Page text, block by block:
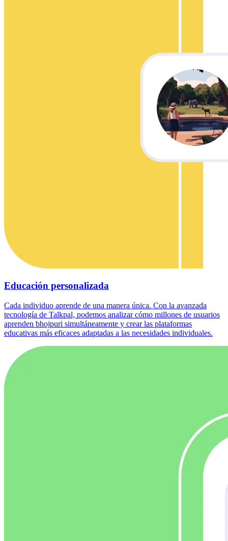
Educación personalizada
Cada individuo aprende de una manera única. Con la avanzada
tecnología de Talkpal, podemos analizar cómo millones de usuarios
aprenden bhojpuri simultáneamente y crear las plataformas
educativas más eficaces adaptadas a las necesidades individuales.